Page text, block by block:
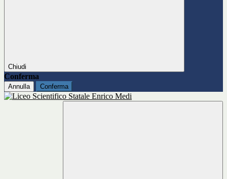
Chiudi
Conferma
Annulla Conferma